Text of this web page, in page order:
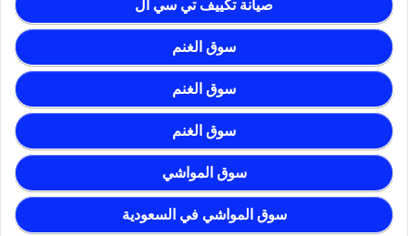
صيانة تكييف تي سي ال
سوق الغنم
سوق الغنم
سوق الغنم
سوق المواشي
سوق المواشي في السعودية